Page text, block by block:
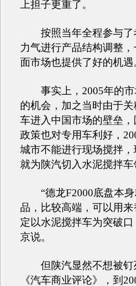
上担子更重了。
按照当年全程参与了
力气进行产品结构调整
面市场也提供了好的机遇
事实上，2005年的市
的机会，加之当时由于
车进入中国市场的壁垒
政策也对专用车利好，
城市不能进行现场搅拌
就为陕汽切入水泥搅拌车
“德龙F2000底盘本身
品，比较高端，可以用
定以水泥搅拌车为突破
京说。
但陕汽显然不想被钉
《汽车商业评论》，到